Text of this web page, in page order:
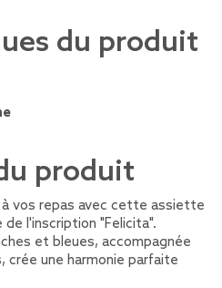
du produit
produit
vos repas avec cette assiette
l'inscription "Felicita".
et bleues, accompagnée
crée une harmonie parfaite